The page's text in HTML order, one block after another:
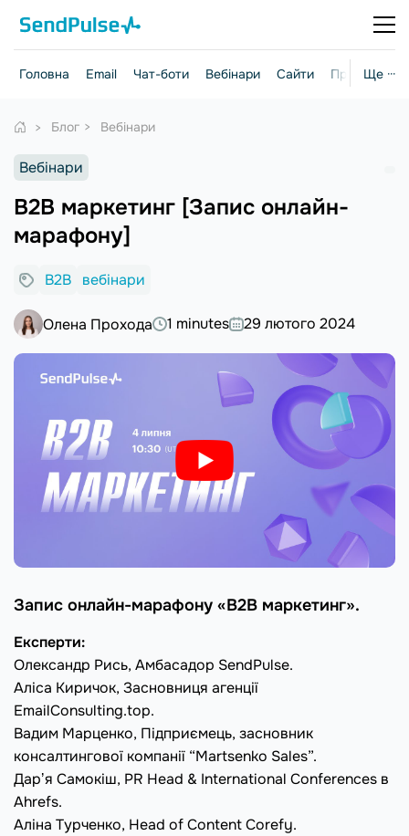
Ще ···
Головна Email Чат-боти Вебінари Сайти Практичні
Блог Вебінари
Вебінари
B2B маркетинг [Запис онлайн-
марафону]
B2B вебінари
Олена Прохода 1 minutes 29 лютого 2024
Запис онлайн-марафону «B2B маркетинг».
Експерти:
Олександр Рись, Амбасадор SendPulse.
Аліса Киричок, Засновниця агенції
EmailConsulting.top.
Вадим Марценко, Підприємець, засновник
консалтингової компанії “Martsenko Sales”.
Дарʼя Самокіш, PR Head & International Conferences в
Ahrefs.
Аліна Турченко, Head of Content Corefy.